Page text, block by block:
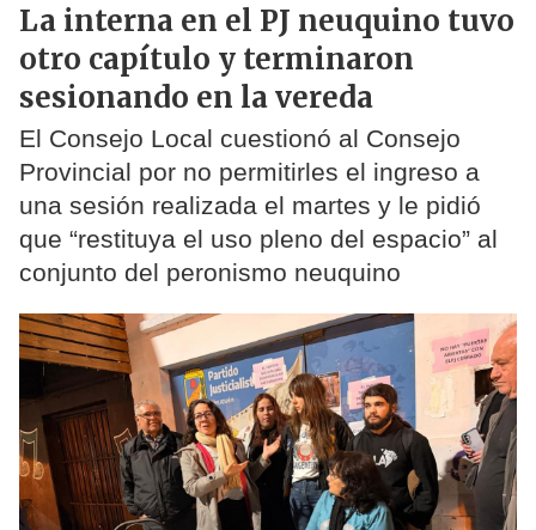
La interna en el PJ neuquino tuvo
otro capítulo y terminaron
sesionando en la vereda
El Consejo Local cuestionó al Consejo
Provincial por no permitirles el ingreso a
una sesión realizada el martes y le pidió
que “restituya el uso pleno del espacio” al
conjunto del peronismo neuquino